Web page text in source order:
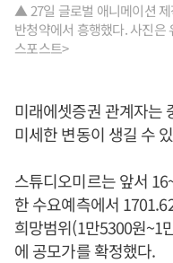
▲ 27일 글로벌 애니메이션
반청약에서 흥행했다. 사진은
스포스트>
미래에셋증권 관계자는
미세한 변동이 생길 수
스튜디오미르는 앞서
한 수요예측에서
희망범위(1만5300원~1
에 공모가를 확정했다.